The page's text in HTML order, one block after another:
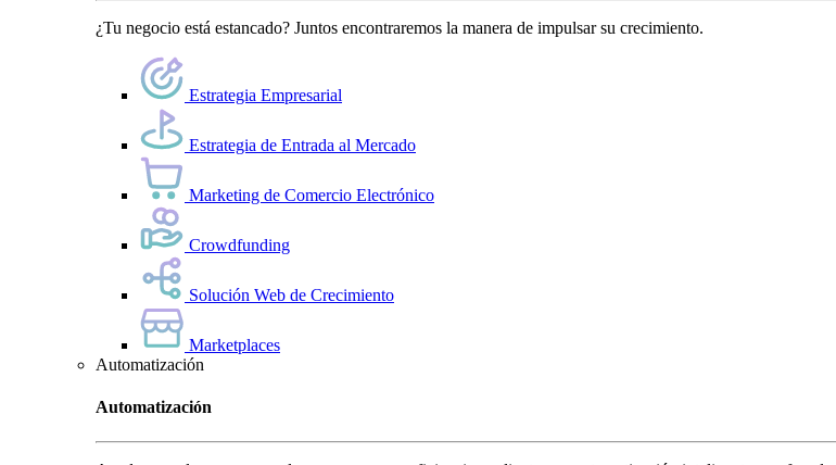
¿Tu negocio está estancado? Juntos encontraremos la manera de impulsar su crecimiento.
Estrategia Empresarial
Estrategia de Entrada al Mercado
Marketing de Comercio Electrónico
Crowdfunding
Solución Web de Crecimiento
Marketplaces
Automatización
Automatización